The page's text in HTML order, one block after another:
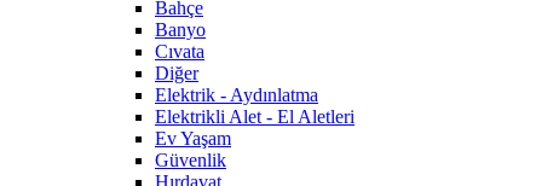
Bahçe
Banyo
Cıvata
Diğer
Elektrik - Aydınlatma
Elektrikli Alet - El Aletleri
Ev Yaşam
Güvenlik
Hırdavat